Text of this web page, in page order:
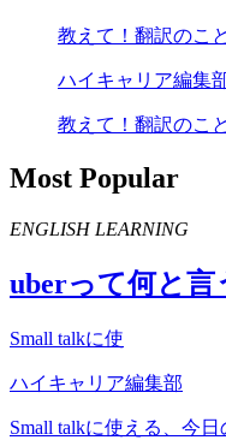
教えて！翻訳のこと
ハイキャリア編集
教えて！翻訳のこと
Most Popular
ENGLISH LEARNING
uberって何と言
Small talkに使
ハイキャリア編集部
Small talkに使える、今